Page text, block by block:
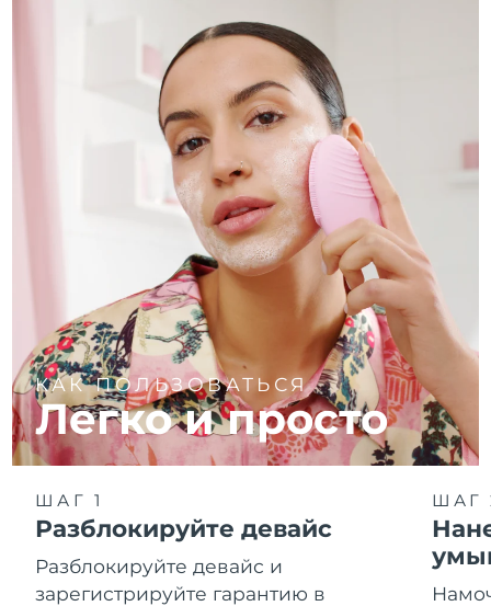
КАК ПОЛЬЗОВАТЬСЯ
Легко и просто
ШАГ 1
Разблокируйте девайс
Разблокируйте девайс и
зарегистрируйте гарантию в
ШАГ